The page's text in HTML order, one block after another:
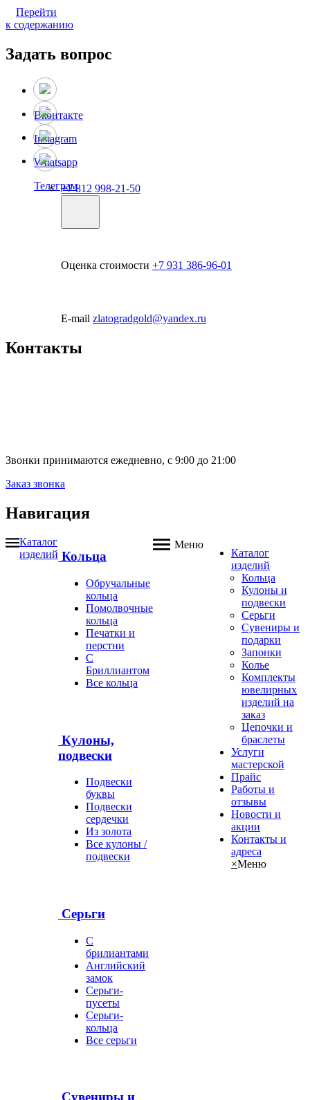
Перейти
к содержанию
Задать вопрос
Вконтакте
Instagram
Whatsapp
Телеграм+7 812 998-21-50
Оценка стоимости +7 931 386-96-01
E-mail zlatogradgold@yandex.ru
Контакты
Звонки принимаются ежедневно, с 9:00 до 21:00
Заказ звонка
Навигация
Каталог
изделий Кольца
Обручальные
кольца
Помолвочные
кольца
Печатки и
перстни
С
Бриллиантом
Все кольца
Кулоны,
подвески
Подвески
буквы
Подвески
сердечки
Из золота
Все кулоны /
подвески
Серьги
С
брилиантами
Английский
замок
Серьги-
пусеты
Серьги-
кольца
Все серьги
Меню
Каталог
изделий
Кольца
Кулоны и
подвески
Серьги
Сувениры и
подарки
Запонки
Колье
Комплекты
ювелирных
изделий на
заказ
Цепочки и
браслеты
Услуги
мастерской
Прайс
Работы и
отзывы
Новости и
акции
Контакты и
адреса
×Меню